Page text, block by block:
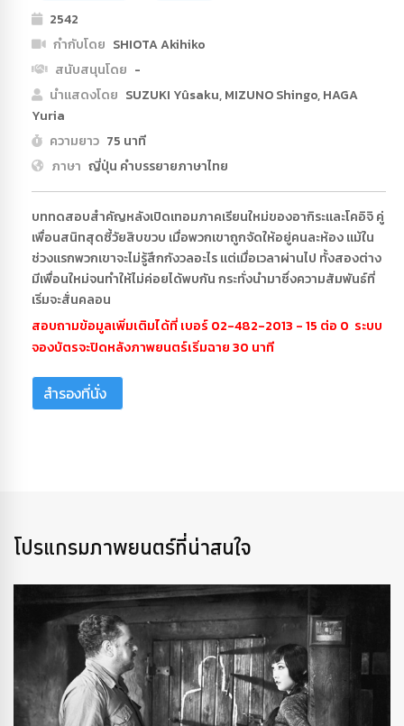
2542
กำกับโดย SHIOTA Akihiko
สนับสนุนโดย -
นำแสดงโดย SUZUKI Yûsaku, MIZUNO Shingo, HAGA
Yuria
ความยาว 75 นาที
ภาษา ญี่ปุ่น คำบรรยายภาษาไทย
บททดสอบสำคัญหลังเปิดเทอมภาคเรียนใหม่ของอากิระและโคอิจิ คู่
เพื่อนสนิทสุดซี้วัยสิบขวบ เมื่อพวกเขาถูกจัดให้อยู่คนละห้อง แม้ใน
ช่วงแรกพวกเขาจะไม่รู้สึกกังวลอะไร แต่เมื่อเวลาผ่านไป ทั้งสองต่าง
มีเพื่อนใหม่จนทำให้ไม่ค่อยได้พบกัน กระทั่งนำมาซึ่งความสัมพันธ์ที่
เริ่มจะสั่นคลอน
สอบถามข้อมูลเพิ่มเติมได้ที่ เบอร์ 02-482-2013 - 15 ต่อ 0 ระบบ
จองบัตรจะปิดหลังภาพยนตร์เริ่มฉาย 30 นาที
สำรองที่นั่ง
โปรแกรมภาพยนตร์ที่น่าสนใจ